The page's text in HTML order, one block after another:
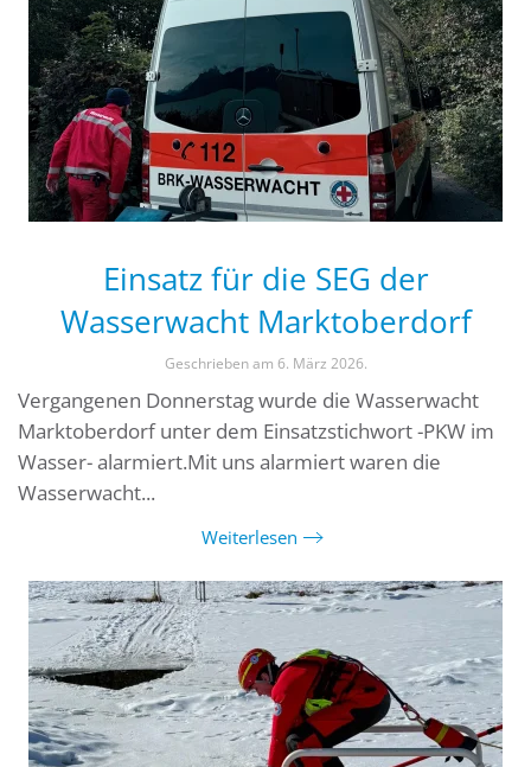
Einsatz für die SEG der
Wasserwacht Marktoberdorf
Geschrieben am 6. März 2026.
Vergangenen Donnerstag wurde die Wasserwacht
Marktoberdorf unter dem Einsatzstichwort -PKW im
Wasser- alarmiert.Mit uns alarmiert waren die
Wasserwacht...
Weiterlesen